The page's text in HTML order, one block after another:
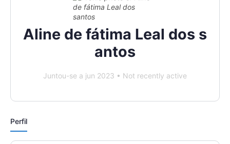
Aline de fátima Leal dos s
antos
Juntou-se a jun 2023 • Not recently active
Perfil